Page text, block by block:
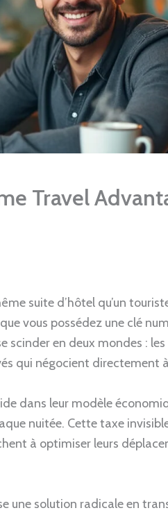
Travel
suite d’hôtel qu’un
vous possédez une clé
scinder en deux mondes :
qui négocient directement
dans leur modèle
nuitée. Cette taxe
à optimiser leurs
une solution radicale en